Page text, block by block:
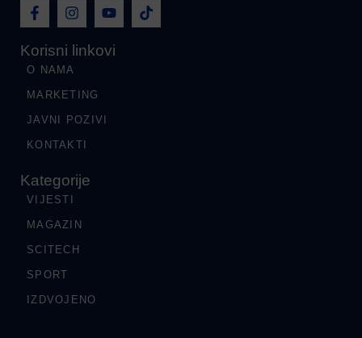
Korisni linkovi
O NAMA
MARKETING
JAVNI POZIVI
KONTAKTI
Kategorije
VIJESTI
MAGAZIN
SCITECH
SPORT
IZDVOJENO